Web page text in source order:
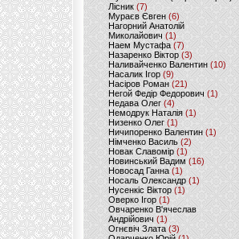
Лісник (7)
Мураєв Євген(6)
Нагорний Анатолій
Миколайович (1)
Наем Мустафа (7)
Назаренко Віктор (3)
Наливайченко Валентин (10)
Насалик Ігор(9)
Насіров Роман (21)
Негой Федір Федорович(1)
Недава Олег(4)
Немодрук Наталія(1)
Низенко Олег (1)
Ничипоренко Валентин (1)
Німченко Василь (2)
Новак Славомір (1)
Новинський Вадим (16)
Новосад Ганна (1)
Носаль Олександр (1)
Нусенкіс Віктор (1)
Оверко Ігор (1)
Овчаренко В'ячеслав
Андрійович(1)
Огнєвіч Злата (3)